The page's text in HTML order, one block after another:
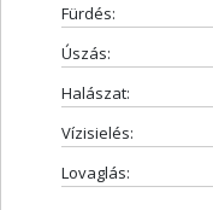
Fürdés:
Úszás:
Halászat:
Vízisielés:
Lovaglás: